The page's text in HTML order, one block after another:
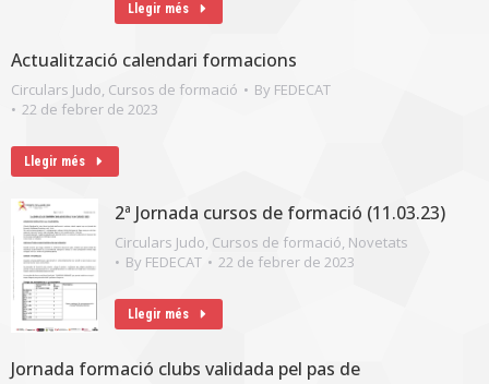
Llegir més
Actualització calendari formacions
Circulars Judo, Cursos de formació By FEDECAT
22 de febrer de 2023
Llegir més
2ª Jornada cursos de formació (11.03.23)
Circulars Judo, Cursos de formació, Novetats
By FEDECAT 22 de febrer de 2023
Llegir més
Jornada formació clubs validada pel pas de